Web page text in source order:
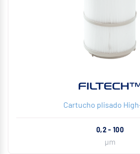
Cartucho plisado
0,2 - 100
µm